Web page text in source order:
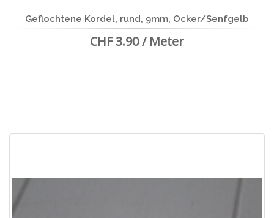
Geflochtene Kordel, rund, 9mm, Ocker/Senfgelb
CHF 3.90 / Meter